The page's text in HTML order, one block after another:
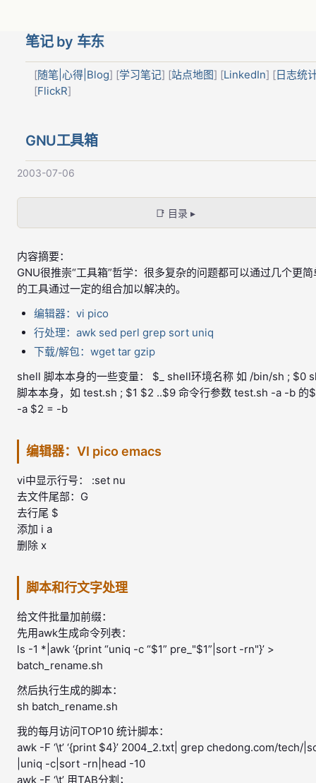
笔记 by 车东
[随笔|心得|Blog] [学习笔记] [站点地图] [LinkedIn] [日志统
[FlickR]
GNU工具箱
2003-07-06
📑 目录 ▸
内容摘要：
GNU很推崇“工具箱”哲学：很多复杂的问题都可以通过几个更简
的工具通过一定的组合加以解决的。
编辑器：vi pico
行处理：awk sed perl grep sort uniq
下载/解包：wget tar gzip
shell 脚本本身的一些变量： $_ shell环境名称 如 /bin/sh ; $0
脚本本身，如 test.sh ; $1 $2 ..$9 命令行参数 test.sh -a -b 的
-a $2 = -b
编辑器：VI pico emacs
vi中显示行号： :set nu
去文件尾部：G
去行尾 $
添加 i a
删除 x
脚本和行文字处理
给文件批量加前缀：
先用awk生成命令列表：
ls -1 *|awk ‘{print “uniq -c “$1” pre_"$1”|sort -rn"}’ >
batch_rename.sh
然后执行生成的脚本：
sh batch_rename.sh
我的每月访问TOP10 统计脚本：
awk -F ‘\t’ ‘{print $4}’ 2004_2.txt| grep chedong.com/tech/
|uniq -c|sort -rn|head -10
awk -F ‘\t’ 用TAB分割；